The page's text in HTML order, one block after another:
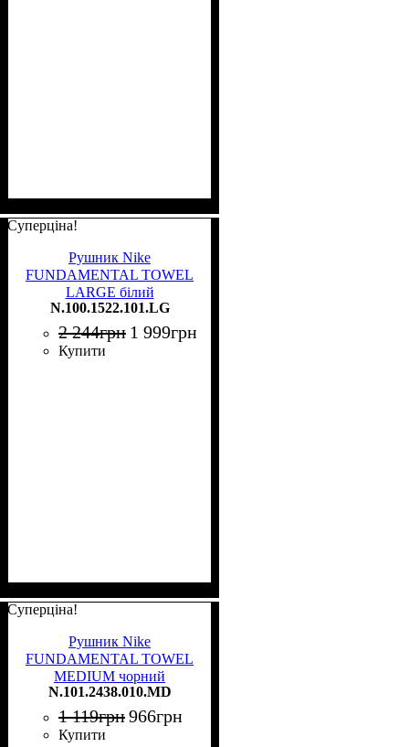
Суперціна!
Рушник Nike
FUNDAMENTAL TOWEL
LARGE білий
N.100.1522.101.LG
N.100.1522.101.LG
2 244грн 1 999грн
Купити
Суперціна!
Рушник Nike
FUNDAMENTAL TOWEL
MEDIUM чорний
N.101.2438.010.MD
N.101.2438.010.MD
1 119грн966грн
Купити